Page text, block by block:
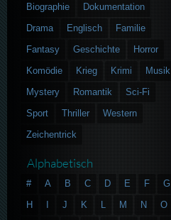
Biographie
Dokumentation
Drama
Englisch
Familie
Fantasy
Geschichte
Horror
Komödie
Krieg Krimi
Musik
Mystery
Romantik
Sci-Fi
Sport
Thriller
Western
Zeichentrick
Alphabetisch
# A B C D E F
G
H
J K L M N
O